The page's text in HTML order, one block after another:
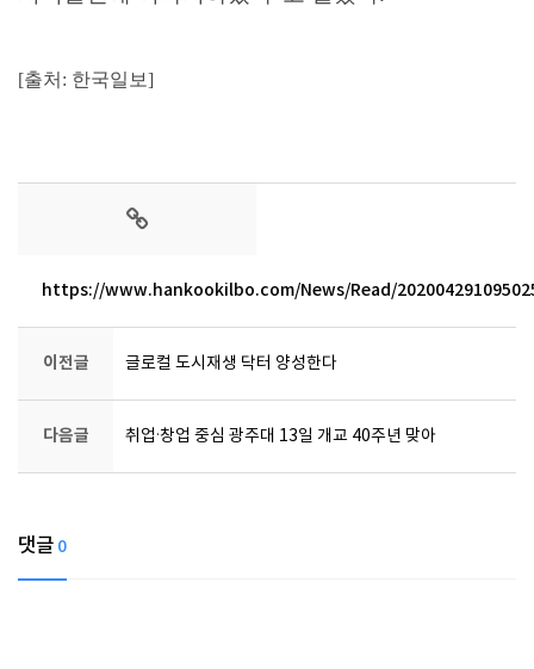
[출처: 한국일보]
https://www.hankookilbo.com/News/Read/
이전글 글로컬 도시재생 닥터 양성한다
다음글 취업·창업 중심 광주대 13일 개교 40주년 맞아
댓글 0